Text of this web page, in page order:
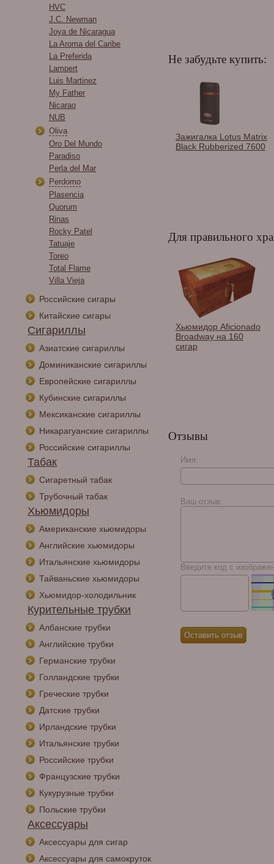
HVC
J.C. Newman
Joya de Nicaragua
La Aroma del Caribe
La Preferida
Lampert
Luis Martinez
My Father
Nicarao
NUB
Oliva
Oro Del Mundo
Paradiso
Perla del Mar
Perdomo
Plasencia
Quorum
Rinas
Rocky Patel
Tatuaje
Toreo
Total Flame
Villa Vieja
Российские сигары
Китайские сигары
Сигариллы
Азиатские сигариллы
Доминиканские сигариллы
Европейские сигариллы
Кубинские сигариллы
Мексиканские сигариллы
Никарагуанские сигариллы
Российские сигариллы
Табак
Сигаретный табак
Трубочный табак
Хьюмидоры
Американские хьюмидоры
Английские хьюмидоры
Итальянские хьюмидоры
Тайваньские хьюмидоры
Хьюмидор-холодильник
Курительные трубки
Албанские трубки
Английские трубки
Германские трубки
Голландские трубки
Греческие трубки
Датские трубки
Ирландские трубки
Итальянские трубки
Российские трубки
Французские трубки
Кукурузные трубки
Польские трубки
Аксессуары
Аксессуары для сигар
Аксессуары для самокруток
Не забудьте купить:
сигарные
cut, зеленая
CU500T14
Зажигалка Lotus Matrix
Black Rubberized 7600
Для правильного
Adorini
Black Deluxe на
черный
Хьюмидор Howard
Miller на 50 сигар
Макассар 810-055
Хьюмидор Aficionado
Broadway на 160
сигар
Отзывы
Имя:
Ваш отзыв:
Введите код с